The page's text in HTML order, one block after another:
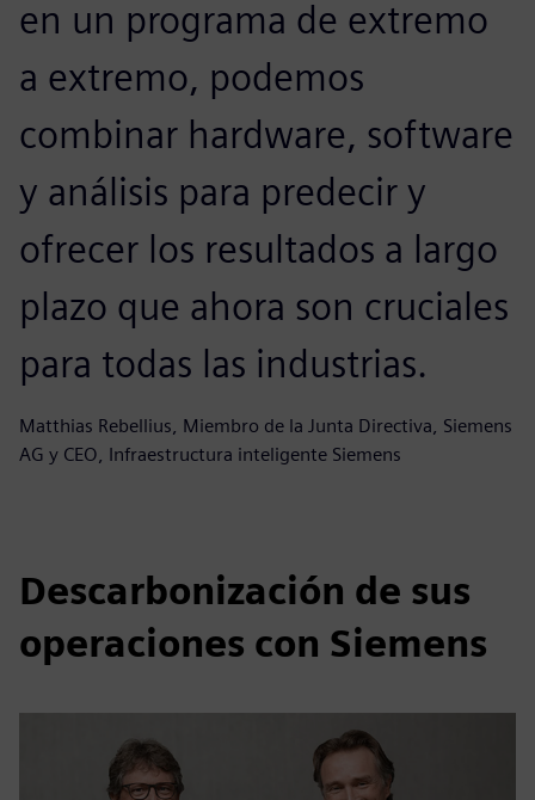
en un programa de extremo
a extremo, podemos
combinar hardware, software
y análisis para predecir y
ofrecer los resultados a largo
plazo que ahora son cruciales
para todas las industrias.
Matthias Rebellius, Miembro de la Junta Directiva, Siemens
AG y CEO, Infraestructura inteligente Siemens
Descarbonización de sus
operaciones con Siemens